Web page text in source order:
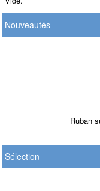
Nouveautés
Ruban
Sélection